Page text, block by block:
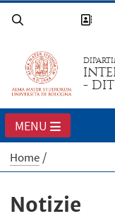
- DIT
MENU
Home
Notizie